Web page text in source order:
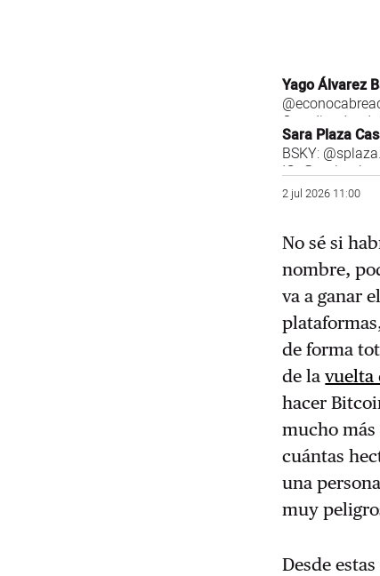
Yago Álvarez
Coordinador
Sara Plaza
BSKY:
IG:
2 jul 2026 11:00
No sé si
nombre,
va a ganar
de forma
de lavuelta
hacer
mucho más
cuántas
una
muy
Desde